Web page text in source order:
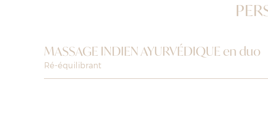
MASSAGE INDIEN AYURVÉDIQUE en duo
Ré-équilibrant